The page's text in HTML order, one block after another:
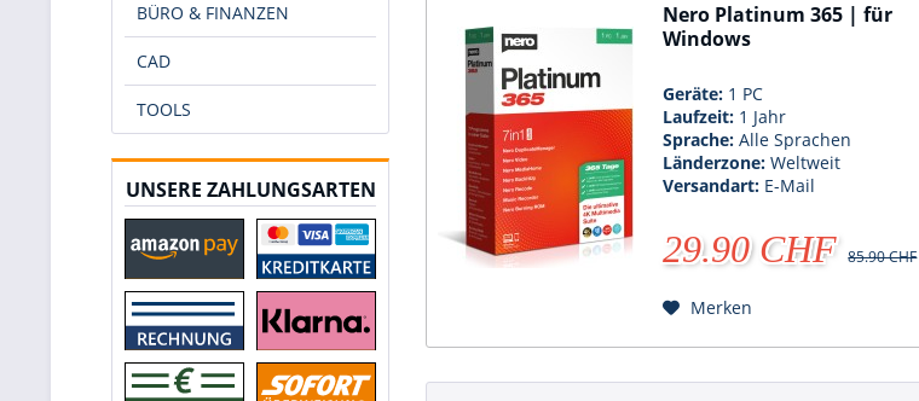
BÜRO & FINANZEN
CAD
TOOLS
UNSERE ZAHLUNGSARTEN
Nero Platinum 365 | für
Windows
Geräte: 1 PC
Laufzeit: 1 Jahr
Sprache:Alle Sprachen
Länderzone:Weltweit
Versandart: E-Mail
29.90 CHF 85.90 CHF
Merken